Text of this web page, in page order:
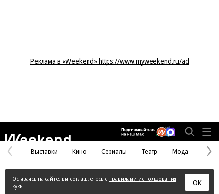
Реклама в «Weekend» https://www.myweekend.ru/ad
Предыдущая
страница
Выставки Кино Сериалы Театр Мода
Оставаясь на сайте, вы соглашаетесь с правилами использования
куки
ОК